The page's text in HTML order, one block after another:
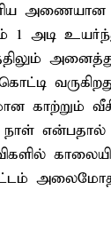
அணையான
அடி
காற்றும் வீசி
நாள் என்பதால்